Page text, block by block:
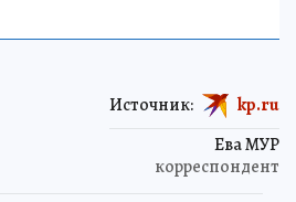
Ева МУР
корреспондент
Источник: kp.ru